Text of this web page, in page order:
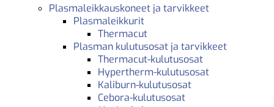
Plasmaleikkauskoneet ja tarvikkeet
Plasmaleikkurit
Thermacut
Plasman kulutusosat ja tarvikkeet
Thermacut-kulutusosat
Hypertherm-kulutusosat
Kaliburn-kulutusosat
Cebora-kulutusosat